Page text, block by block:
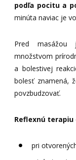
podľa pocitu a
minúta naviac je
Pred masážou
množstvom
a bolestivej
bolesť znamená,
povzbudzovať.
Reflexnú terapiu
pri